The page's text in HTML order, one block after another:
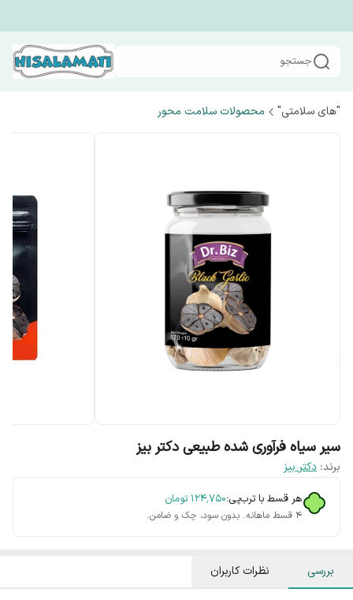
جستجو
"های سلامتی" محصولات سلامت محور
سیر سیاه فرآوری شده طبیعی دکتر بیز
برند: دکتر بیز
هر قسط با ترب‌پی:۱۲۴٬۷۵۰ تومان
۴ قسط ماهانه. بدون سود، چک و ضامن.
بررسی نظرات کاربران